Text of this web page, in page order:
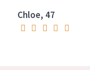
COLLECTION
Chloe, 47